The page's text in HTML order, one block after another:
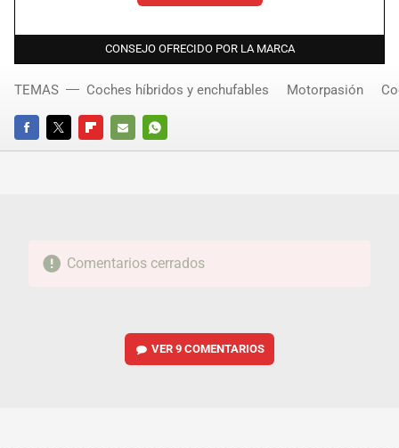
CONSEJO OFRECIDO POR LA MARCA
FACEBOOKTWITTERFLIPBOARD
E-
WHATSAPP
TEMAS Coches híbridos y enchufables Motorpasión
Comentarios cerrados
VER9 COMENTARIOS